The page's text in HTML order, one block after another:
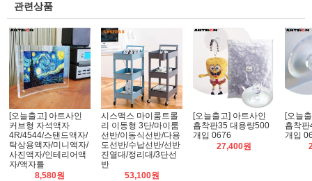
관련상품
[오늘출고] 아트사인
커브형 자석액자
4R/4544/스탠드액자/
탁상용액자/미니액자/
사진액자/인테리어액
자/액자틀
8,580원
시스맥스 마이룸트롤
리 이동형 3단/마이룸
선반/이동식선반/다용
도선반/수납선반/선반
진열대/정리대/3단선
반
53,100원
[오늘출고] 아트사인
흡착판35 대용량500
개입 0676
27,400원
[오늘
흡착
개입